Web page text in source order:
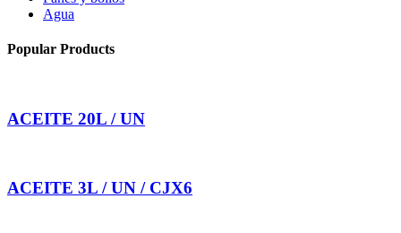
Agua
Popular Products
ACEITE 20L / UN
ACEITE 3L / UN / CJX6